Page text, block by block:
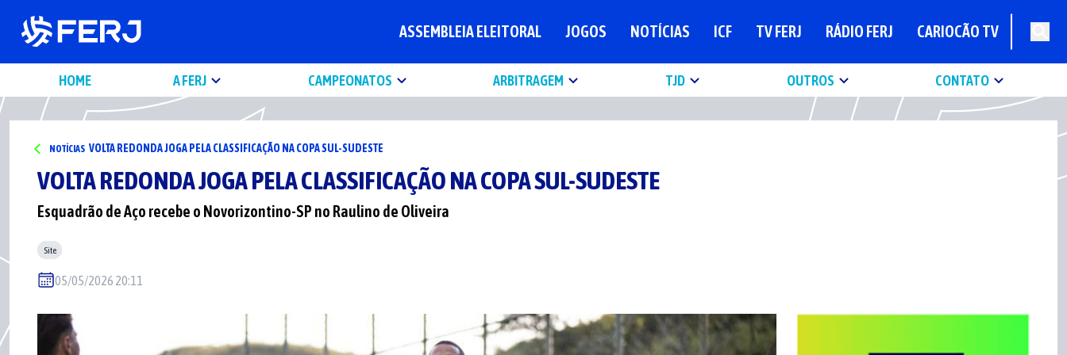
ASSEMBLEIA ELEITORAL JOGOS NOTÍCIAS ICF TV FERJ RÁDIO FERJ CARIOCÃO TV
HOME A FERJ CAMPEONATOS ARBITRAGEM TJD OUTROS CONTATO
NOTÍCIAS VOLTA REDONDA JOGA PELA CLASSIFICAÇÃO NA COPA SUL-SUDESTE
VOLTA REDONDA JOGA PELA CLASSIFICAÇÃO NA COPA SUL-SUDESTE
Esquadrão de Aço recebe o Novorizontino-SP no Raulino de Oliveira
Site
05/05/2026 20:11